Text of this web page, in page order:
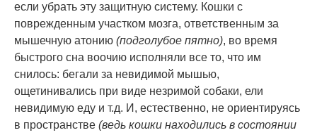
если убрать эту защитную систему. Кошки с
поврежденным участком мозга, ответственным за
мышечную атонию (подголубое пятно), во время
быстрого сна воочию исполняли все то, что им
снилось: бегали за невидимой мышью,
ощетинивались при виде незримой собаки, ели
невидимую еду и т.д. И, естественно, не ориентируясь
в пространстве (ведь кошки находились в состоянии